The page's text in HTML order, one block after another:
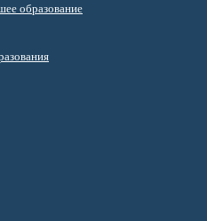
образование